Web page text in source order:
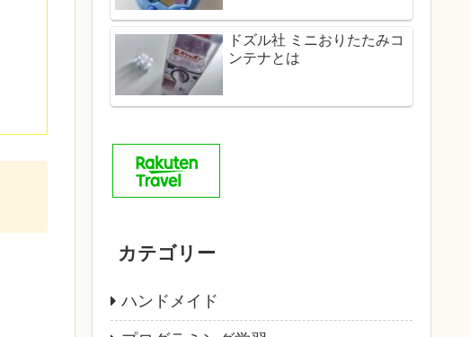
ドズル社 ミニおりたたみコ
ンテナとは
カテゴリー
ハンドメイド